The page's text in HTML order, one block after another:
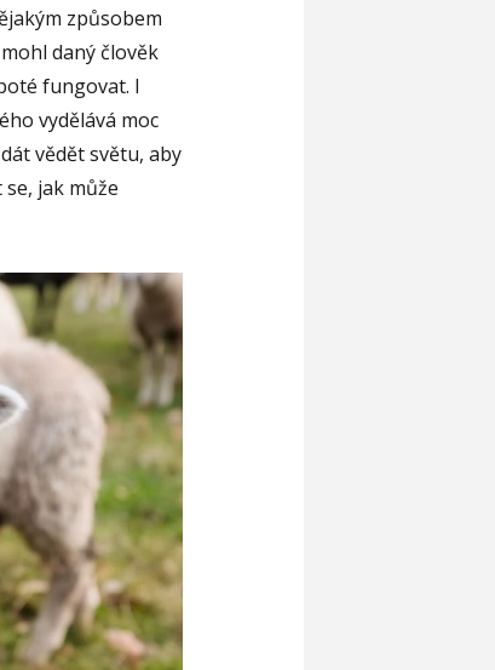
způsobem
daný člověk
fungovat. I
vydělává moc
vědět světu, aby
jak může